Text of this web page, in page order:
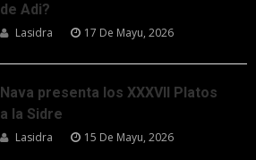
de Adi?
Lasidra 17 De Mayu, 2026
Nava presenta los XXXVII Platos
a la Sidre
Lasidra 15 De Mayu, 2026